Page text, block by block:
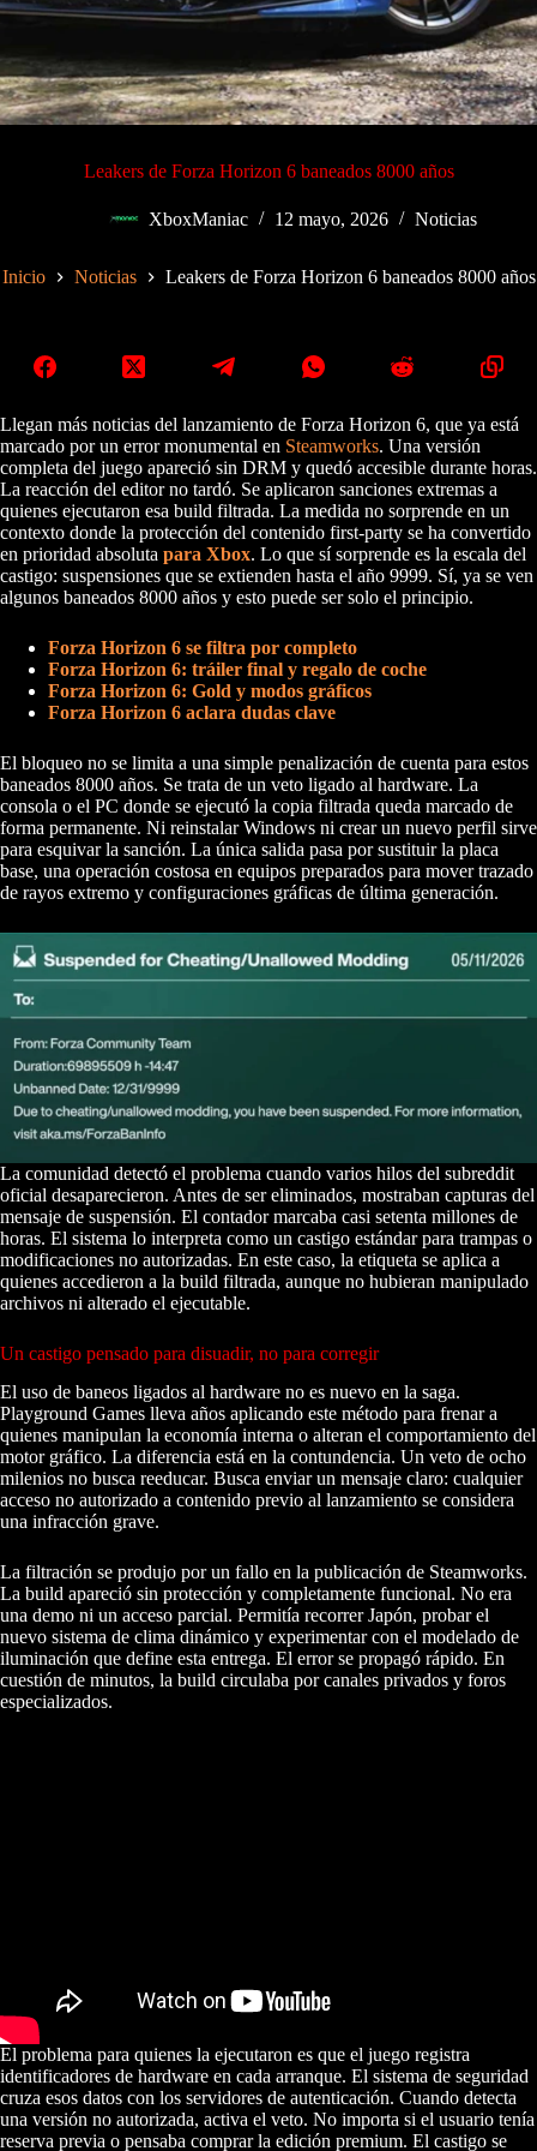
Leakers de Forza Horizon 6 baneados 8000 años
XboxManiac 12 mayo, 2026 Noticias
Inicio Noticias Leakers de Forza Horizon 6 baneados 8000 años
Llegan más noticias del lanzamiento de Forza Horizon 6, que ya está
marcado por un error monumental en Steamworks. Una versión
completa del juego apareció sin DRM y quedó accesible durante horas.
La reacción del editor no tardó. Se aplicaron sanciones extremas a
quienes ejecutaron esa build filtrada. La medida no sorprende en un
contexto donde la protección del contenido first‑party se ha convertido
en prioridad absoluta para Xbox. Lo que sí sorprende es la escala del
castigo: suspensiones que se extienden hasta el año 9999. Sí, ya se ven
algunos baneados 8000 años y esto puede ser solo el principio.
Forza Horizon 6 se filtra por completo
Forza Horizon 6: tráiler final y regalo de coche
Forza Horizon 6: Gold y modos gráficos
Forza Horizon 6 aclara dudas clave
El bloqueo no se limita a una simple penalización de cuenta para estos
baneados 8000 años. Se trata de un veto ligado al hardware. La
consola o el PC donde se ejecutó la copia filtrada queda marcado de
forma permanente. Ni reinstalar Windows ni crear un nuevo perfil sirve
para esquivar la sanción. La única salida pasa por sustituir la placa
base, una operación costosa en equipos preparados para mover trazado
de rayos extremo y configuraciones gráficas de última generación.
La comunidad detectó el problema cuando varios hilos del subreddit
oficial desaparecieron. Antes de ser eliminados, mostraban capturas del
mensaje de suspensión. El contador marcaba casi setenta millones de
horas. El sistema lo interpreta como un castigo estándar para trampas o
modificaciones no autorizadas. En este caso, la etiqueta se aplica a
quienes accedieron a la build filtrada, aunque no hubieran manipulado
archivos ni alterado el ejecutable.
Un castigo pensado para disuadir, no para corregir
El uso de baneos ligados al hardware no es nuevo en la saga.
Playground Games lleva años aplicando este método para frenar a
quienes manipulan la economía interna o alteran el comportamiento del
motor gráfico. La diferencia está en la contundencia. Un veto de ocho
milenios no busca reeducar. Busca enviar un mensaje claro: cualquier
acceso no autorizado a contenido previo al lanzamiento se considera
una infracción grave.
La filtración se produjo por un fallo en la publicación de Steamworks.
La build apareció sin protección y completamente funcional. No era
una demo ni un acceso parcial. Permitía recorrer Japón, probar el
nuevo sistema de clima dinámico y experimentar con el modelado de
iluminación que define esta entrega. El error se propagó rápido. En
cuestión de minutos, la build circulaba por canales privados y foros
especializados.
El problema para quienes la ejecutaron es que el juego registra
identificadores de hardware en cada arranque. El sistema de seguridad
cruza esos datos con los servidores de autenticación. Cuando detecta
una versión no autorizada, activa el veto. No importa si el usuario tenía
reserva previa o pensaba comprar la edición premium. El castigo se